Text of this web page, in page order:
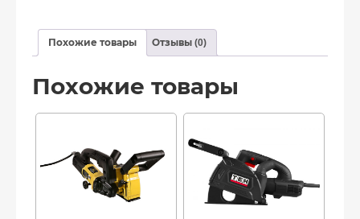
Похожие товары Отзывы (0)
Похожие товары